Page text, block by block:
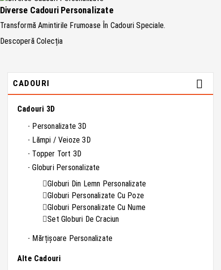
Diverse Cadouri Personalizate
Transformă Amintirile Frumoase În Cadouri Speciale.
Descoperă Colecția
CADOURI 
Cadouri 3D
Personalizate 3D
Lămpi / Veioze 3D
Topper Tort 3D
Globuri Personalizate
Globuri Din Lemn Personalizate
Globuri Personalizate Cu Poze
Globuri Personalizate Cu Nume
Set Globuri De Craciun
Mărțișoare Personalizate
Alte Cadouri